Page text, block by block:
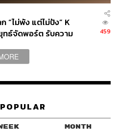
ของตัวเอง ดิฉันถามตัวเองว่า
รจะเสียใจที่สุด ตอบได้ทันทีคือ
เอง พอคิดได้จึงลงมือทำทันที”
จะผิดพลาด และล้มลุกคลุก
มมุ่งมั่นที่มีอย่างเต็มเปี่ยมก็
สรรคต่างๆ มาได้
บาท ช่วงแรกๆ เริ่มจากแค่ความ
ริหารจัดการ ทั้งจัดการคน
“ไม่พัง แต่ไม่ปัง” K
ทธ์จัดพอร์ต รับความ
459
MONTH